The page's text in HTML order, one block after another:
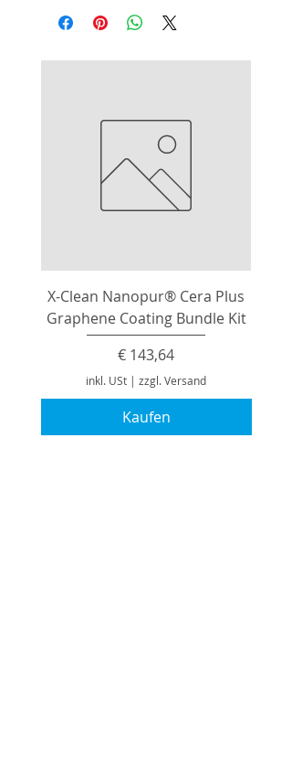
X-Clean Nanopur® Cera Plus
Graphene Coating Bundle Kit
Preis
€ 143,64
inkl. USt | zzgl. Versand
Kaufen